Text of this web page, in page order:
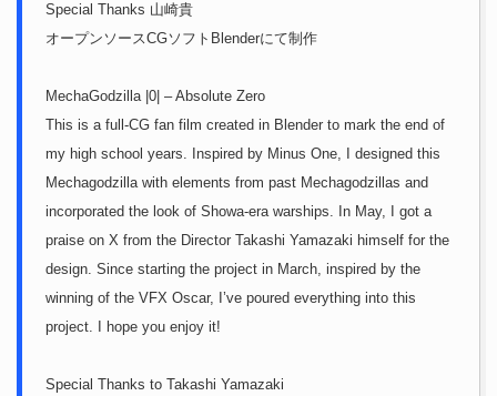
Special Thanks 山崎貴
オープンソースCGソフトBlenderにて制作
MechaGodzilla |0| – Absolute Zero
This is a full-CG fan film created in Blender to mark the end of
my high school years. Inspired by Minus One, I designed this
Mechagodzilla with elements from past Mechagodzillas and
incorporated the look of Showa-era warships. In May, I got a
praise on X from the Director Takashi Yamazaki himself for the
design. Since starting the project in March, inspired by the
winning of the VFX Oscar, I’ve poured everything into this
project. I hope you enjoy it!
Special Thanks to Takashi Yamazaki